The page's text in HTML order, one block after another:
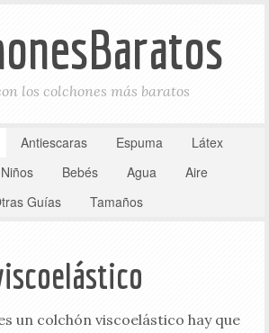
los colchones más baratos
Antiescaras Espuma
Látex
Niños Bebés Agua
Aire
Guías
Tamaños
un colchón viscoelástico hay que